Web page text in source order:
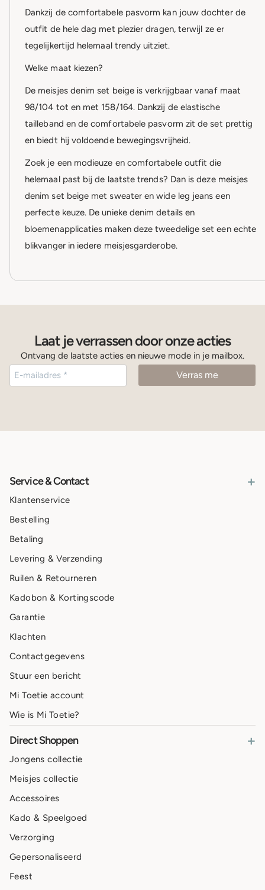
Dankzij de comfortabele pasvorm kan jouw dochter de
outfit de hele dag met plezier dragen, terwijl ze er
tegelijkertijd helemaal trendy uitziet.
Welke maat kiezen?
De meisjes denim set beige is verkrijgbaar vanaf maat
98/104 tot en met 158/164. Dankzij de elastische
tailleband en de comfortabele pasvorm zit de set prettig
en biedt hij voldoende bewegingsvrijheid.
Zoek je een modieuze en comfortabele outfit die
helemaal past bij de laatste trends? Dan is deze meisjes
denim set beige met sweater en wide leg jeans een
perfecte keuze. De unieke denim details en
bloemenapplicaties maken deze tweedelige set een echte
blikvanger in iedere meisjesgarderobe.
Laat je verrassen door onze acties
Ontvang de laatste acties en nieuwe mode in je mailbox.
Service & Contact +
Klantenservice
Bestelling
Betaling
Levering & Verzending
Ruilen & Retourneren
Kadobon & Kortingscode
Garantie
Klachten
Contactgegevens
Stuur een bericht
Mi Toetie account
Wie is Mi Toetie?
Direct Shoppen +
Jongens collectie
Meisjes collectie
Accessoires
Kado & Speelgoed
Verzorging
Gepersonaliseerd
Feest